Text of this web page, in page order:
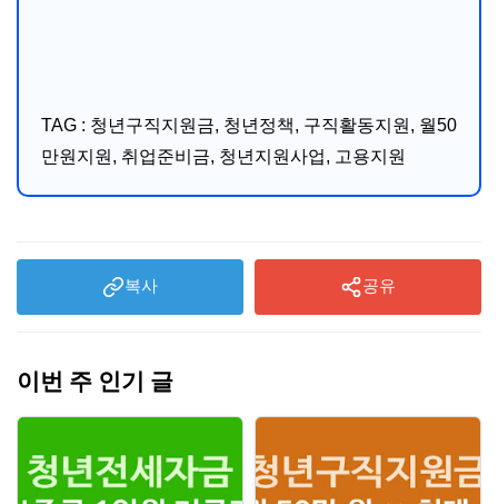
TAG : 청년구직지원금, 청년정책, 구직활동지원, 월50
만원지원, 취업준비금, 청년지원사업, 고용지원
복사 공유
이번 주 인기 글